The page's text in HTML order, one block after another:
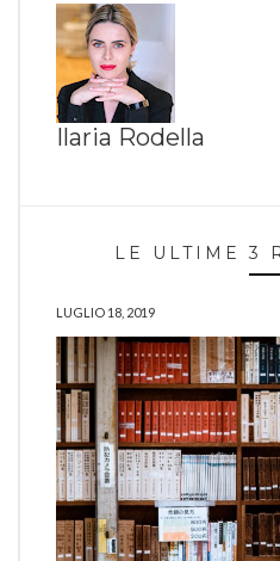
Ilaria Rodella
LE ULTIME 3
LUGLIO 18, 2019